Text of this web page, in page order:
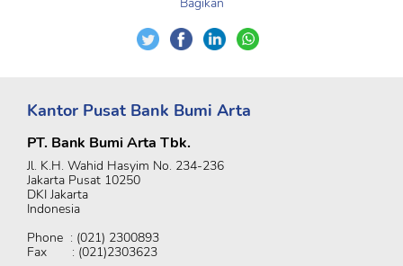
Kantor Pusat Bank Bumi Arta
PT. Bank Bumi Arta Tbk.
Jl. K.H. Wahid Hasyim No. 234-236
Jakarta Pusat 10250
DKI Jakarta
Indonesia
Phone : (021) 2300893
Fax : (021)2303623